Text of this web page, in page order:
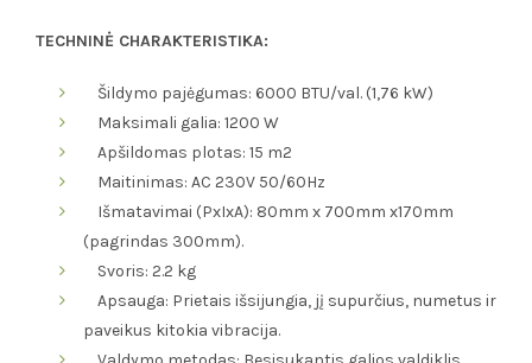
price
was:
145.00€.
price
is:
140.00€.
TECHNINĖ CHARAKTERISTIKA:
Šildymo pajėgumas: 6000 BTU/val. (1,76 kW)
Maksimali galia: 1200 W
Apšildomas plotas: 15 m2
Maitinimas: AC 230V 50/60Hz
Išmatavimai (PxIxA): 80mm x 700mm x170mm
(pagrindas 300mm).
Svoris: 2.2 kg
Apsauga: Prietais išsijungia, jį supurčius, numetus ir
paveikus kitokia vibracija.